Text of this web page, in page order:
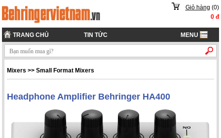
Giỏ hàng (0)
0đ
TRANG CHỦ TIN TỨC MENU
Mixers >>Small Format Mixers
Headphone Amplifier Behringer HA400